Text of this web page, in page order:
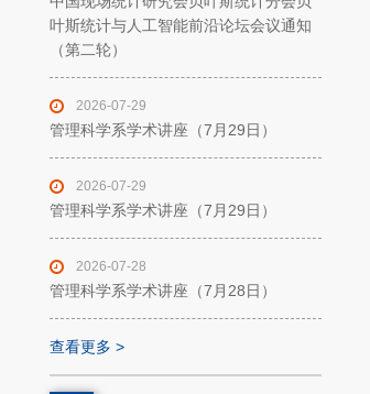
叶斯统计与人工智能前沿论坛会议通知
（第二轮）
2026-07-29
管理科学系学术讲座（7月29日）
2026-07-29
管理科学系学术讲座（7月29日）
2026-07-28
管理科学系学术讲座（7月28日）
查看更多 >